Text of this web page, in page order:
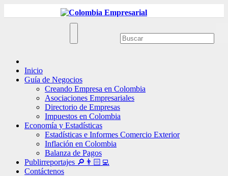
al
Inicio
Guía de Negocios
Creando Empresa en Colombia
Asociaciones Empresariales
Directorio de Empresas
Impuestos en Colombia
Economía y Estadísticas
Estadísticas e Informes Comercio Exterior
Inflación en Colombia
Balanza de Pagos
Publirreportajes 🔎👨🏻‍💻
Contáctenos